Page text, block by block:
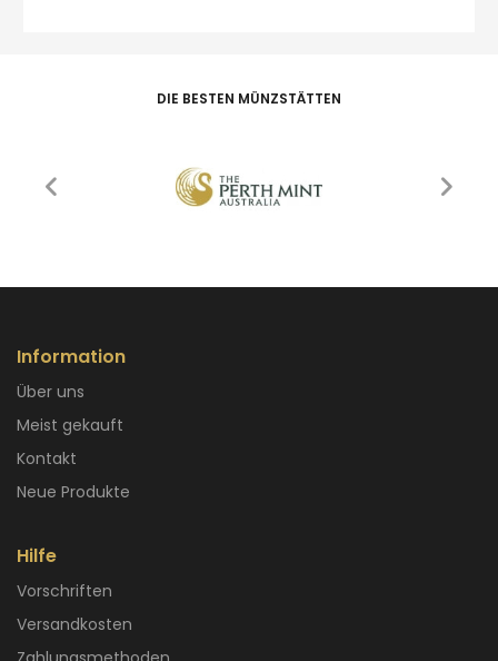
DIE BESTEN MÜNZSTÄTTEN
Information
Über uns
Meist gekauft
Kontakt
Neue Produkte
Hilfe
Vorschriften
Versandkosten